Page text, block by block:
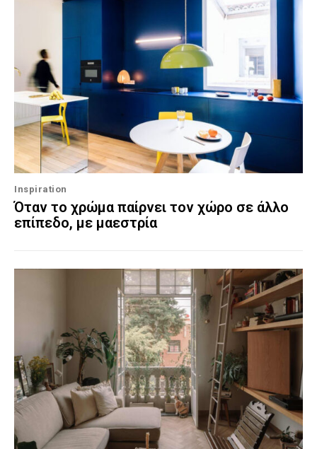
Inspiration
Όταν το χρώμα παίρνει τον χώρο σε άλλο
επίπεδο, με μαεστρία